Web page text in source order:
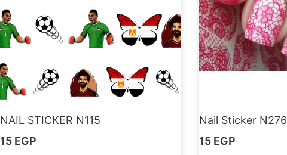
NAIL STICKER N115
15 EGP
Nail Sticker N276
15 EGP